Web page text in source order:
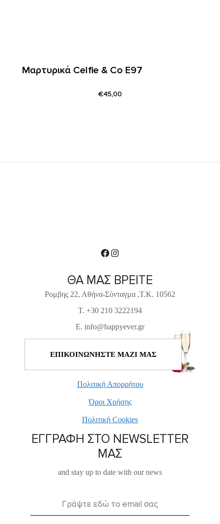
Μαρτυρικά Celfie & Co E97
€45,00
ΘΑ ΜΑΣ ΒΡΕΙΤΕ
Ρομβης 22, Αθήνα-Σύνταγμα ,Τ.Κ. 10562
T. +30 210 3222194
E. info@happyever.gr
ΕΠΙΚΟΙΝΩΝΗΣΤΕ ΜΑΖΙ ΜΑΣ
Πολιτική Απορρήτου
Όροι Χρήσης
Πολιτική Cookies
Facebook
Instagram
ΕΓΓΡΑΦΗ ΣΤΟ NEWSLETTER
ΜΑΣ
and stay up to date with our news